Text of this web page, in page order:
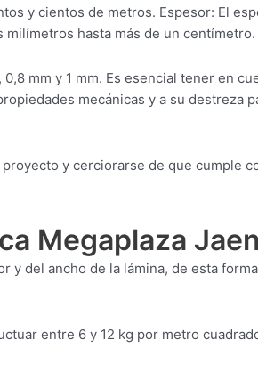
y cientos de metros. Espesor: El
hasta más de un centímetro.
mm y 1 mm. Es esencial tener en
mecánicas y a su destreza
y cerciorarse de que cumple
Megaplaza
y del ancho de la lámina, de esta forma
entre 6 y 12 kg por metro